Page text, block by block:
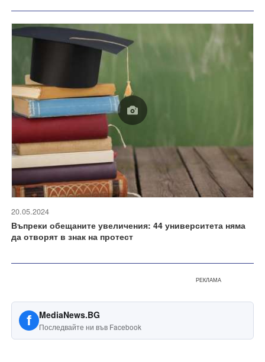
20.05.2024
Въпреки обещаните увеличения: 44 университета няма
да отворят в знак на протест
РЕКЛАМА
f MediaNews.BG
Последвайте ни във Facebook